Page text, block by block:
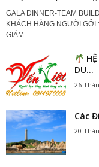
GALA DINNER-TEAM
KHÁCH HÀNG NGƯỜI
GIÁM...
DU...
26
Các
20